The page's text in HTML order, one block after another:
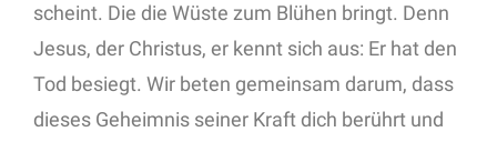
scheint. Die die Wüste zum Blühen bringt. Denn
Jesus, der Christus, er kennt sich aus: Er hat den
Tod besiegt. Wir beten gemeinsam darum, dass
dieses Geheimnis seiner Kraft dich berührt und